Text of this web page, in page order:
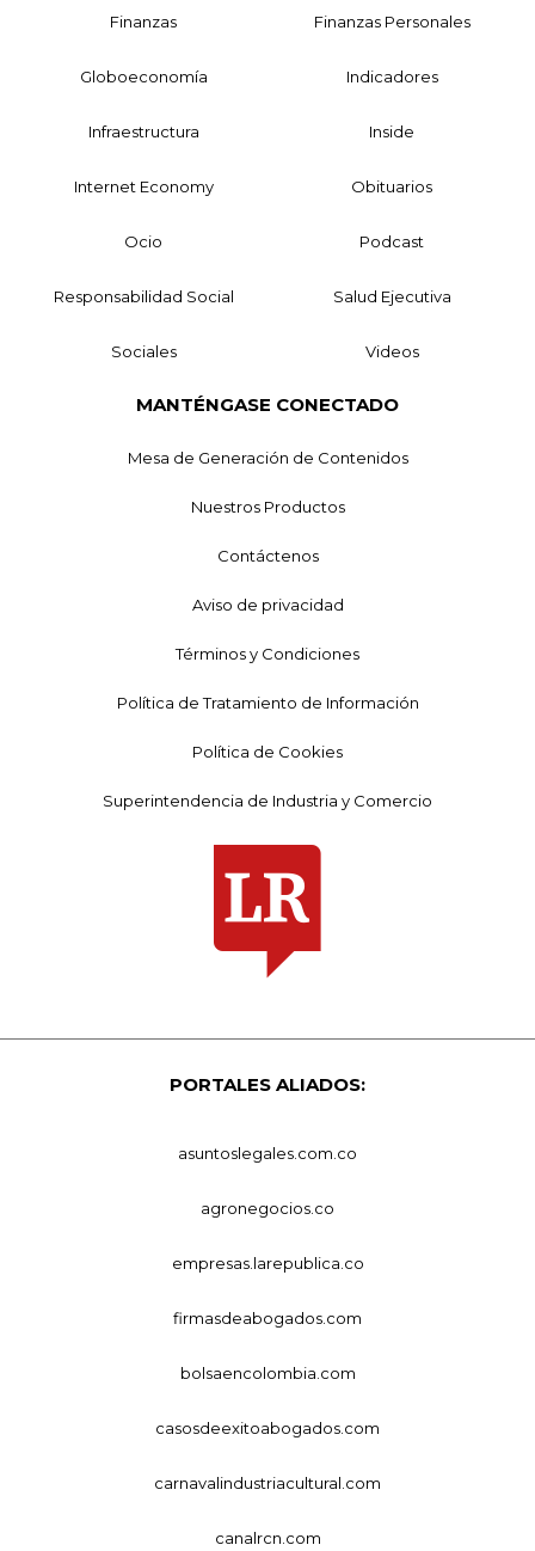
Finanzas Finanzas Personales
Globoeconomía Indicadores
Infraestructura Inside
Internet Economy Obituarios
Ocio Podcast
Responsabilidad Social Salud Ejecutiva
Sociales Videos
MANTÉNGASE CONECTADO
Mesa de Generación de Contenidos
Nuestros Productos
Contáctenos
Aviso de privacidad
Términos y Condiciones
Política de Tratamiento de Información
Política de Cookies
Superintendencia de Industria y Comercio
PORTALES ALIADOS:
asuntoslegales.com.co
agronegocios.co
empresas.larepublica.co
firmasdeabogados.com
bolsaencolombia.com
casosdeexitoabogados.com
carnavalindustriacultural.com
canalrcn.com